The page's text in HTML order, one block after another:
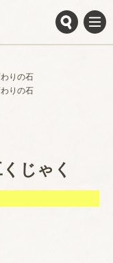
りの石
りの石
じゃく